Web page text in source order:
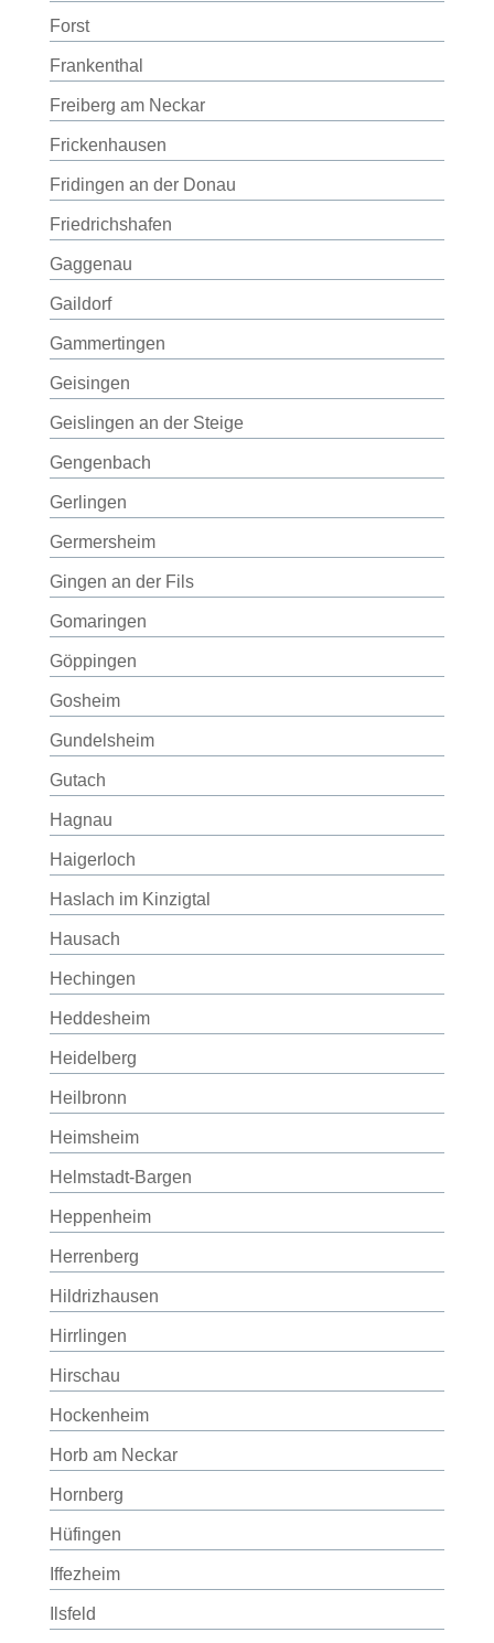
Forst
Frankenthal
Freiberg am Neckar
Frickenhausen
Fridingen an der Donau
Friedrichshafen
Gaggenau
Gaildorf
Gammertingen
Geisingen
Geislingen an der Steige
Gengenbach
Gerlingen
Germersheim
Gingen an der Fils
Gomaringen
Göppingen
Gosheim
Gundelsheim
Gutach
Hagnau
Haigerloch
Haslach im Kinzigtal
Hausach
Hechingen
Heddesheim
Heidelberg
Heilbronn
Heimsheim
Helmstadt-Bargen
Heppenheim
Herrenberg
Hildrizhausen
Hirrlingen
Hirschau
Hockenheim
Horb am Neckar
Hornberg
Hüfingen
Iffezheim
Ilsfeld